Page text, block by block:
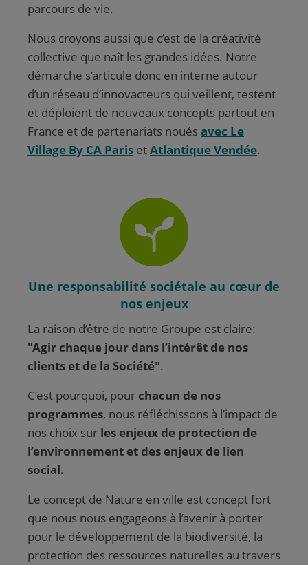
parcours de vie.
Nous croyons aussi que c’est de la créativité
collective que naît les grandes idées. Notre
démarche s’articule donc en interne autour
d’un réseau d’innovacteurs qui veillent, testent
et déploient de nouveaux concepts partout en
France et de partenariats nouésavec Le
Village By CA Paris etAtlantique Vendée.
Une responsabilité sociétale au cœur de
nos enjeux
La raison d’être de notre Groupe est claire:
"Agir chaque jour dans l’intérêt de nos
clients et de la Société".
C’est pourquoi, pour chacun de nos
programmes, nous réfléchissons à l’impact de
nos choix sur les enjeux de protection de
l’environnement et des enjeux de lien
social.
Le concept de Nature en ville est concept fort
que nous nous engageons à l’avenir à porter
pour le développement de la biodiversité, la
protection des ressources naturelles au travers